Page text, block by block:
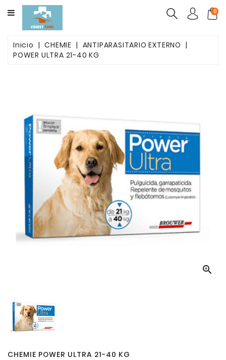
CATEGORY
MASCOTAS
POST
OPETARORIO
ARENAS
AGLUTINANTES
0
Inicio CHEMIE
ANTIPARASITARIO EXTERNO
POWER ULTRA 21-40 KG

CHEMIE POWER ULTRA 21-40 KG